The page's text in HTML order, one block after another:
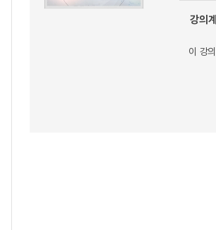
강의
이 강